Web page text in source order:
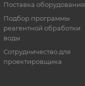
Поставка оборудования
Подбор программы
реагентной обработки
воды
Сотрудничество для
проектировщика